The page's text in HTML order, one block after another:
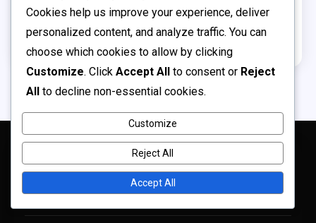
March 2026
February 2026
Yasal Bilgiler
Cookies help us improve your experience, deliver
personalized content, and analyze traffic. You can
choose which cookies to allow by clicking
Customize. Click Accept All to consent or Reject
All to decline non-essential cookies.
Customize
Reject All
Accept All